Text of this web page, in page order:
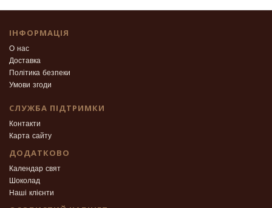
ІНФОРМАЦІЯ
О нас
Доставка
Політика безпеки
Умови згоди
СЛУЖБА ПІДТРИМКИ
Контакти
Карта сайту
ДОДАТКОВО
Календар свят
Шоколад
Наші клієнти